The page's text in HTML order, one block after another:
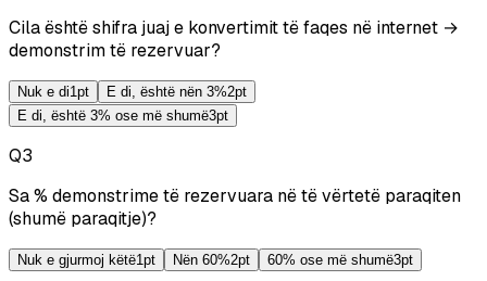
Cila është shifra juaj e konvertimit të faqes në internet →
demonstrim të rezervuar?
Nuk e di1 pt E di, është nën 3%2pt
E di, është 3% ose më shumë3pt
Q3
Sa % demonstrime të rezervuara në të vërtetë paraqiten
(shumë paraqitje)?
Nuk e gjurmoj këtë1 pt Nën 60%2pt 60% ose më shumë3pt